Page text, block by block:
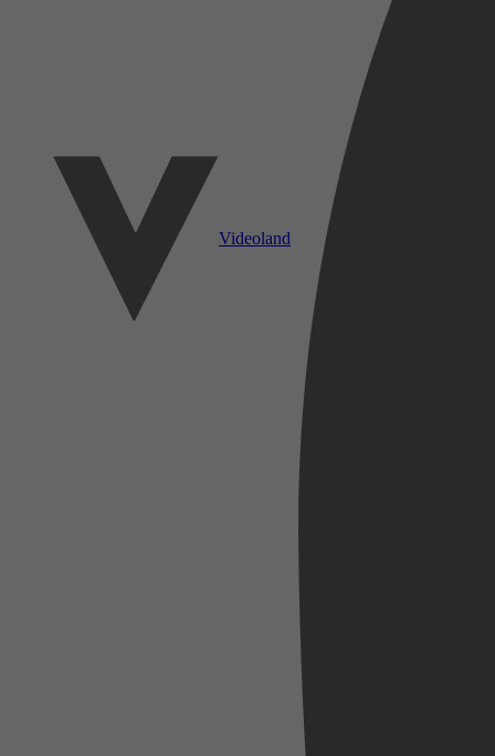
Videoland